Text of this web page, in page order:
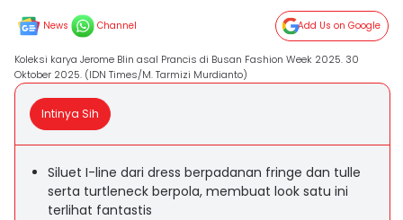
News Channel Add Us on Google
Koleksi karya Jerome Blin asal Prancis di Busan Fashion Week 2025. 30
Oktober 2025. (IDN Times/M. Tarmizi Murdianto)
Intinya Sih
Siluet I-line dari dress berpadanan fringe dan tulle
serta turtleneck berpola, membuat look satu ini
terlihat fantastis